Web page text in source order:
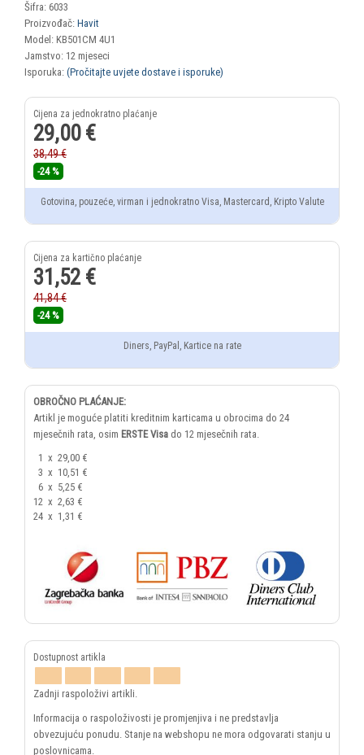
Šifra: 6033
Proizvođač: Havit
Model: KB501CM 4U1
Jamstvo: 12 mjeseci
Isporuka: (Pročitajte uvjete dostave i isporuke)
29,00 €
38,49 €
-24 %
Gotovina, pouzeće, virman i jednokratno Visa, Mastercard, Kripto Valute
31,52 €
41,84 €
-24 %
Diners, PayPal, Kartice na rate
OBROČNO PLAĆANJE:
Artikl je moguće platiti kreditnim karticama u obrocima do 24
mjesečnih rata, osim ERSTE Visa do 12 mjesečnih rata.
1 x 29,00 €
3 x 10,51 €
6 x 5,25 €
12 x 2,63 €
24 x 1,31 €
Zadnji raspoloživi artikli.
Informacija o raspoloživosti je promjenjiva i ne predstavlja
obvezujuću ponudu. Stanje na webshopu ne mora odgovarati stanju u
poslovnicama.